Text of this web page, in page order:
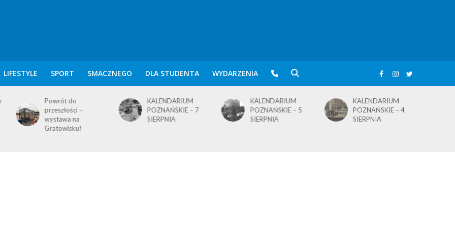
LIFESTYLE SPORT SMACZNEGO DLA STUDENTA WYDARZENIA
Powrót do
przeszłości –
wystawa na
Gratowisku!
KALENDARIUM
POZNAŃSKIE – 7
SIERPNIA
KALENDARIUM
POZNAŃSKIE – 5
SIERPNIA
KALENDARIUM
POZNAŃSKIE – 4
SIERPNIA